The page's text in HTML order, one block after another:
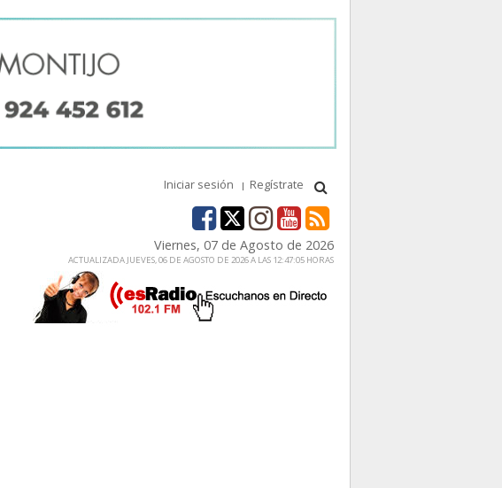
Iniciar sesión Regístrate
Viernes, 07 de Agosto de 2026
ACTUALIZADA JUEVES, 06 DE AGOSTO DE 2026 A LAS 12:47:05 HORAS